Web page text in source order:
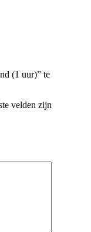
(1 uur)” te
velden zijn